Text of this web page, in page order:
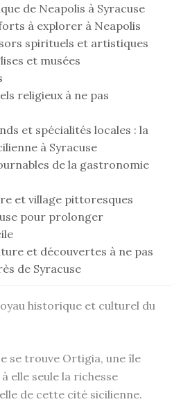
de Neapolis à Syracuse
à explorer à Neapolis
spirituels et artistiques
et musées
religieux à ne pas
et spécialités locales : la
à Syracuse
de la gastronomie
et village pittoresques
pour prolonger
et découvertes à ne pas
de Syracuse
historique et culturel du
se trouve Ortigia, une île
elle seule la richesse
de cette cité sicilienne.